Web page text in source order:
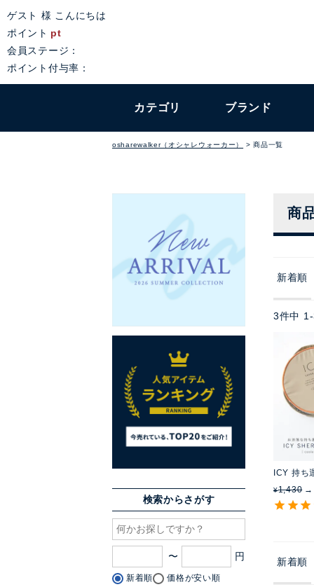
ゲスト 様 こんにちは
ポイント pt
会員ステージ：
ポイント付与率：
カテゴリ ブランド
osharewalker（オシャレウォーカー） 商品一覧
検索からさがす
〜
新着順
価格が安い順
商
新着順
3件中 1 -
ICY 持ち
¥1,430
新着順